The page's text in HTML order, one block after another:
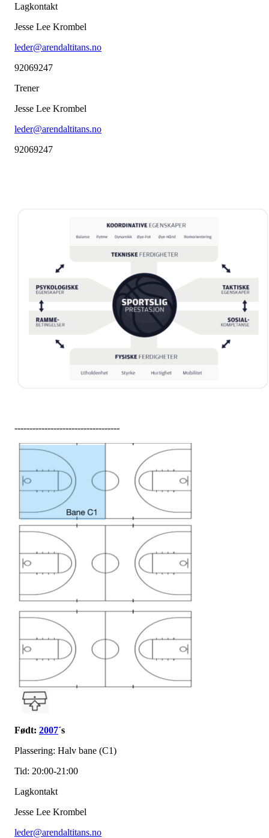
Lagkontakt
Jesse Lee Krombel
leder@arendaltitans.no
92069247
Trener
Jesse Lee Krombel
leder@arendaltitans.no
92069247
-----------------------------------
Født: 2007´s
Plassering: Halv bane (C1)
Tid: 20:00-21:00
Lagkontakt
Jesse Lee Krombel
leder@arendaltitans.no